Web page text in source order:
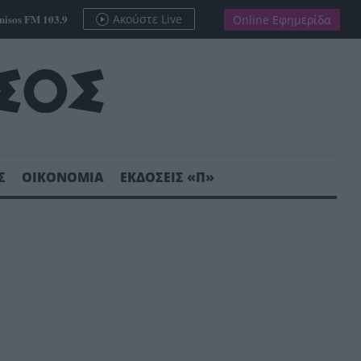
FM 103.9 Ακούστε Live Online Εφημερίδα
ΟΙΚΟΝΟΜΙΑ ΕΚΔΟΣΕΙΣ «Π»